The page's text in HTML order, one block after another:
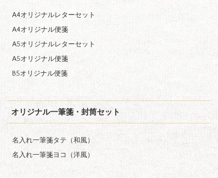
A4オリジナルレターセット
A4オリジナル便箋
A5オリジナルレターセット
A5オリジナル便箋
B5オリジナル便箋
オリジナル一筆箋・封筒セット
名入れ一筆箋タテ（和風）
名入れ一筆箋ヨコ（洋風）